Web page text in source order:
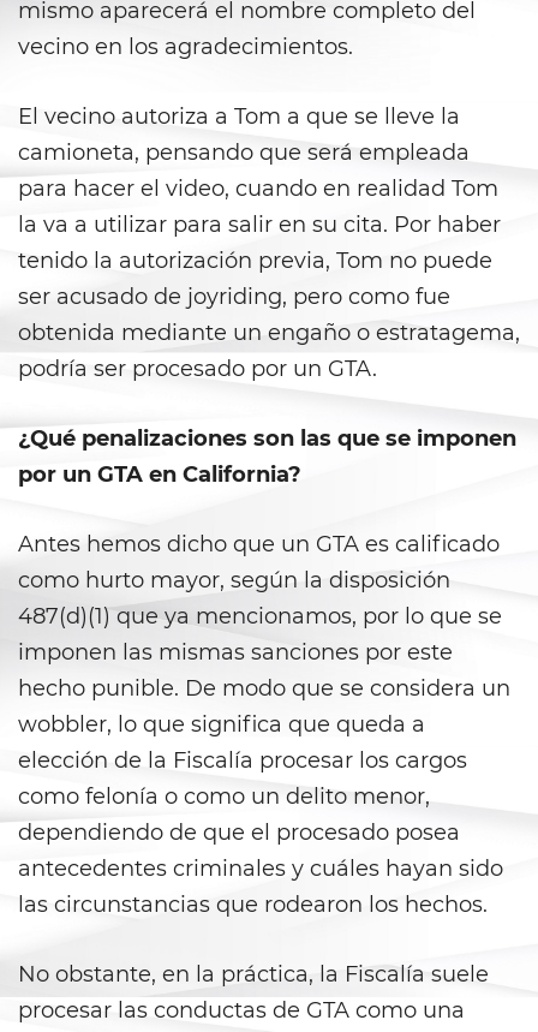
Gambling Fraud
Real Estate Fraud
Workers’ Compensation Fraud
Welfare Fraud
Unemployment Insurance Fraud
Unauthorized Practice Of
Medicine
Gun Offenses
Carrying a Loaded Firearm
Firearms Sentencing
Enhancements
Negligent Discharge of a Firearm
Prohibited Weapons
Juvenile Delinquency
Division of Juvenile Justice
Juvenile Delinquency Court
mismo aparecerá el nombre completo del
vecino en los agradecimientos.
El vecino autoriza a Tom a que se lleve la
camioneta, pensando que será empleada
para hacer el video, cuando en realidad Tom
la va a utilizar para salir en su cita. Por haber
tenido la autorización previa, Tom no puede
ser acusado de joyriding, pero como fue
obtenida mediante un engaño o estratagema,
podría ser procesado por un GTA.
¿Qué penalizaciones son las que se imponen
por un GTA en California?
Antes hemos dicho que un GTA es calificado
como hurto mayor, según la disposición
487(d)(1) que ya mencionamos, por lo que se
imponen las mismas sanciones por este
hecho punible. De modo que se considera un
wobbler, lo que significa que queda a
elección de la Fiscalía procesar los cargos
como felonía o como un delito menor,
dependiendo de que el procesado posea
antecedentes criminales y cuáles hayan sido
las circunstancias que rodearon los hechos.
No obstante, en la práctica, la Fiscalía suele
procesar las conductas de GTA como una